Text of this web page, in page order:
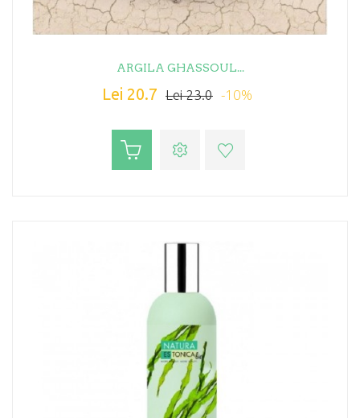
ARGILA GHASSOUL...
Lei 20.7 Lei 23.0 -10%